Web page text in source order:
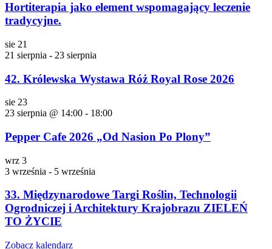
Hortiterapia jako element wspomagający leczenie
tradycyjne.
sie 21
21 sierpnia - 23 sierpnia
42. Królewska Wystawa Róż Royal Rose 2026
sie 23
23 sierpnia @ 14:00 - 18:00
Pepper Cafe 2026 „Od Nasion Po Plony”
wrz 3
3 września - 5 września
33. Międzynarodowe Targi Roślin, Technologii
Ogrodniczej i Architektury Krajobrazu ZIELEŃ
TO ŻYCIE
Zobacz kalendarz